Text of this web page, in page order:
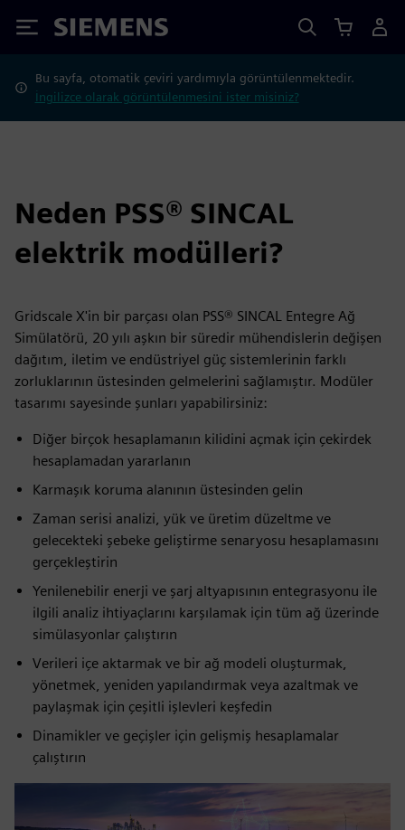
Siemens
Bu sayfa, otomatik çeviri yardımıyla görüntülenmektedir.
İngilizce olarak görüntülenmesini ister misiniz?
Neden PSS® SINCAL
elektrik modülleri?
Gridscale X'in bir parçası olan PSS® SINCAL Entegre Ağ
Simülatörü, 20 yılı aşkın bir süredir mühendislerin değişen
dağıtım, iletim ve endüstriyel güç sistemlerinin farklı
zorluklarının üstesinden gelmelerini sağlamıştır. Modüler
tasarımı sayesinde şunları yapabilirsiniz:
Diğer birçok hesaplamanın kilidini açmak için çekirdek
hesaplamadan yararlanın
Karmaşık koruma alanının üstesinden gelin
Zaman serisi analizi, yük ve üretim düzeltme ve
gelecekteki şebeke geliştirme senaryosu hesaplamasını
gerçekleştirin
Yenilenebilir enerji ve şarj altyapısının entegrasyonu ile
ilgili analiz ihtiyaçlarını karşılamak için tüm ağ üzerinde
simülasyonlar çalıştırın
Verileri içe aktarmak ve bir ağ modeli oluşturmak,
yönetmek, yeniden yapılandırmak veya azaltmak ve
paylaşmak için çeşitli işlevleri keşfedin
Dinamikler ve geçişler için gelişmiş hesaplamalar
çalıştırın